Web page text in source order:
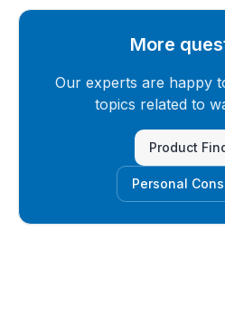
More
Our experts are happy
topics related to
Product
Personal